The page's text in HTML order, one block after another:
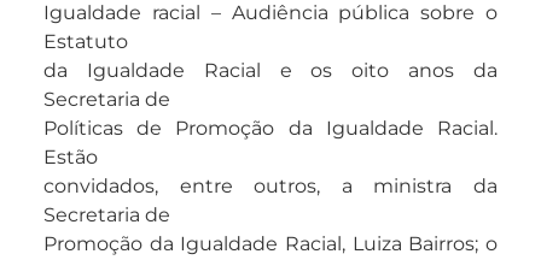
Igualdade racial – Audiência pública sobre o
Estatuto
da Igualdade Racial e os oito anos da
Secretaria de
Políticas de Promoção da Igualdade Racial.
Estão
convidados, entre outros, a ministra da
Secretaria de
Promoção da Igualdade Racial, Luiza Bairros; o